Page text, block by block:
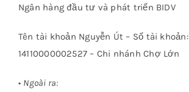
Ngân hàng đầu tư và phát triển BIDV
Tên tài khoản Nguyễn Út – Số tài khoản:
14110000002527 – Chi nhánh Chợ Lớn
• Ngoài ra: